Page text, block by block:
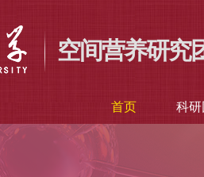
空间营养研究
首页 科研